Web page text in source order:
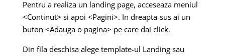
Pentru a realiza un landing page, acceseaza meniul
<Continut> si apoi <Pagini>. In dreapta-sus ai un
buton <Adauga o pagina> pe care dai click.
Din fila deschisa alege template-ul Landing sau